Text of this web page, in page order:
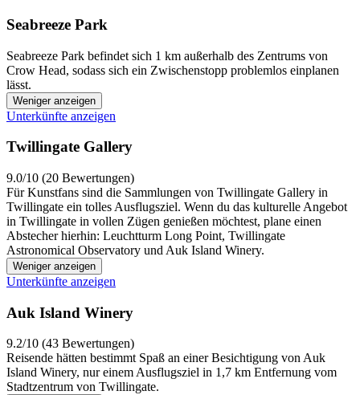
Seabreeze Park
Seabreeze Park befindet sich 1 km außerhalb des Zentrums von
Crow Head, sodass sich ein Zwischenstopp problemlos einplanen
lässt.
Weniger anzeigen
Unterkünfte anzeigen
Twillingate Gallery
9.0/10 (20 Bewertungen)
Für Kunstfans sind die Sammlungen von Twillingate Gallery in
Twillingate ein tolles Ausflugsziel. Wenn du das kulturelle Angebot
in Twillingate in vollen Zügen genießen möchtest, plane einen
Abstecher hierhin: Leuchtturm Long Point, Twillingate
Astronomical Observatory und Auk Island Winery.
Weniger anzeigen
Unterkünfte anzeigen
Auk Island Winery
9.2/10 (43 Bewertungen)
Reisende hätten bestimmt Spaß an einer Besichtigung von Auk
Island Winery, nur einem Ausflugsziel in 1,7 km Entfernung vom
Stadtzentrum von Twillingate.